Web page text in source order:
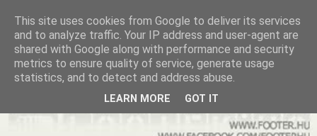
This site uses cookies from Google to deliver its services
and to analyze traffic. Your IP address and user-agent are
shared with Google along with performance and security
metrics to ensure quality of service, generate usage
statistics, and to detect and address abuse.
LEARN MORE GOT IT